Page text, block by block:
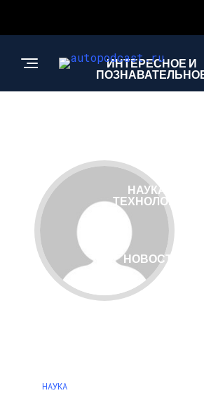
ИНТЕРЕСНОЕ И
НАУКА И
ТЕХНОЛОГИИ
НОВОСТИ
НАУКА И ТЕХНОЛОГИИ